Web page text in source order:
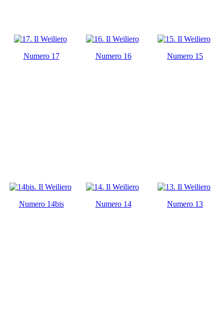
Numero 17 Numero 16 Numero 15
Numero 14bis Numero 14 Numero 13